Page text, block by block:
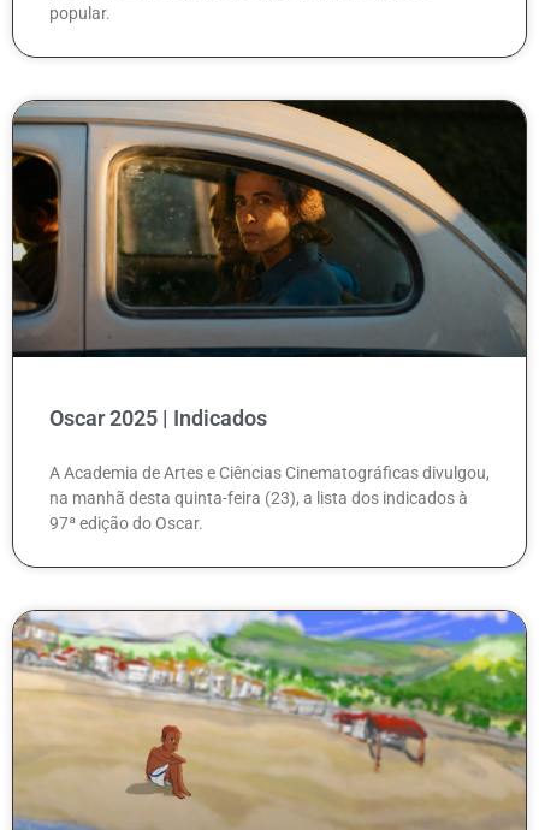
popular.
Oscar 2025 | Indicados
A Academia de Artes e Ciências Cinematográficas divulgou,
na manhã desta quinta-feira (23), a lista dos indicados à
97ª edição do Oscar.